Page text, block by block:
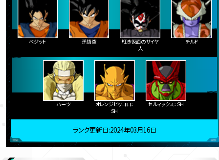
ベジット 孫悟空
紅き仮面のサイヤ
人
チルド
ハーツ
オレンジピッコロ：
ＳＨ
セルマックス：ＳＨ
ランク更新日:2024年03月16日